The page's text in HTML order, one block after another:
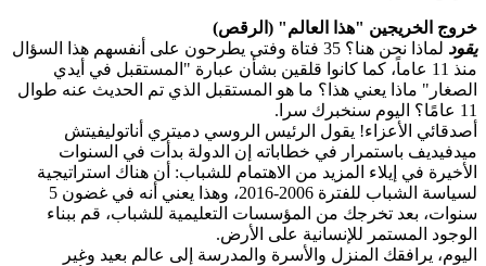
خروج الخريجين "هذا العالم" (الرقص)
يقود
لماذا نحن هنا؟ 35 فتاة وفتى يطرحون على أنفسهم هذا السؤال
منذ 11 عاماً، كما كانوا قلقين بشأن عبارة "المستقبل في أيدي
الصغار" ماذا يعني هذا؟ ما هو المستقبل الذي تم الحديث عنه طوال
11 عامًا؟ اليوم سنخبرك سرا.
أصدقائي الأعزاء! يقول الرئيس الروسي دميتري أناتوليفيتش
ميدفيديف باستمرار في خطاباته إن الدولة بدأت في السنوات
الأخيرة في إيلاء المزيد من الاهتمام للشباب: أن هناك استراتيجية
لسياسة الشباب للفترة 2006-2016، وهذا يعني أنه في غضون 5
سنوات، بعد تخرجك من المؤسسات التعليمية للشباب، قم ببناء
الوجود المستمر للإنسانية على الأرض.
اليوم، يرافقك المنزل والأسرة والمدرسة إلى عالم بعيد وغير